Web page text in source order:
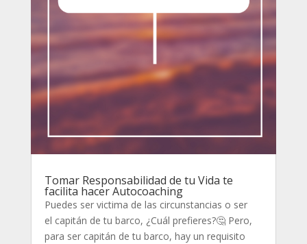
Tomar Responsabilidad de tu Vida te
facilita hacer Autocoaching
Puedes ser victima de las circunstancias o ser
el capitán de tu barco, ¿Cuál prefieres?🤔 Pero,
para ser capitán de tu barco, hay un requisito